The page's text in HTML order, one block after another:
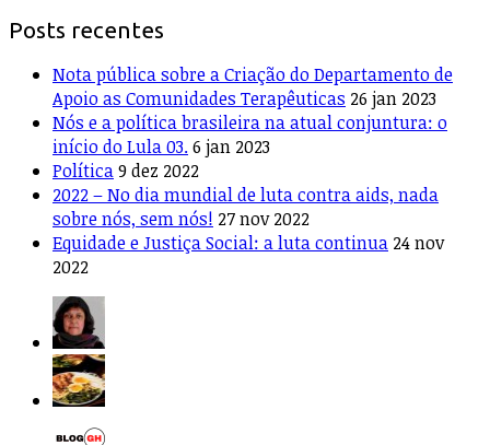
Posts recentes
Nota pública sobre a Criação do Departamento de
Apoio as Comunidades Terapêuticas 26 jan 2023
Nós e a política brasileira na atual conjuntura: o
início do Lula 03.6 jan 2023
Política9 dez 2022
2022 – No dia mundial de luta contra aids, nada
sobre nós, sem nós! 27 nov 2022
Equidade e Justiça Social: a luta continua 24 nov
2022